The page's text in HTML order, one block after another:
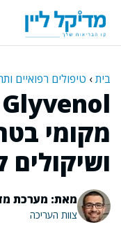
לתוכן
בית› טיפולים רפואיים
מקומי
ושיקולים
מאת: מערכת
צוות העריכה